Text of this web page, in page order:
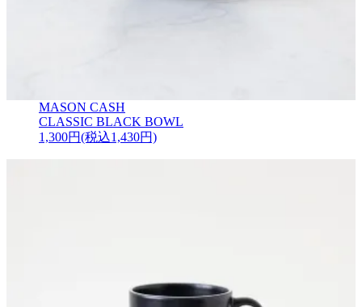
MASON CASH
CLASSIC BLACK BOWL
1,300円(税込1,430円)